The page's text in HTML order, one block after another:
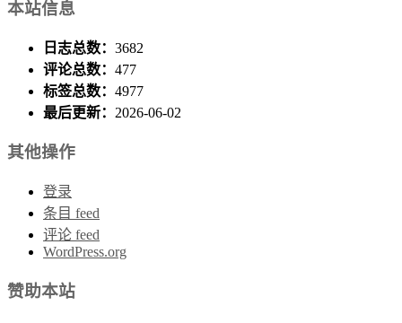
本站信息
日志总数： 3682
评论总数： 477
标签总数： 4977
最后更新： 2026-06-02
其他操作
登录
条目 feed
评论 feed
WordPress.org
赞助本站